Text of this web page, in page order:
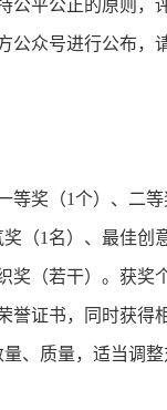
公平公正的原则，
公众号进行公布，
奖（1个）、二等
奖（1名）、最佳创
奖（若干）。获奖
誉证书，同时获得
质量，适当调整